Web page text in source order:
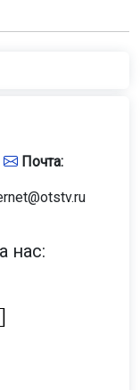
ожидается
в светлое
+5, +10.